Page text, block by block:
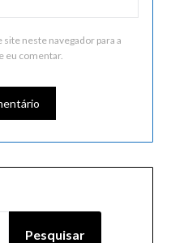
neste navegador para a
eu comentar.
Pesquisar